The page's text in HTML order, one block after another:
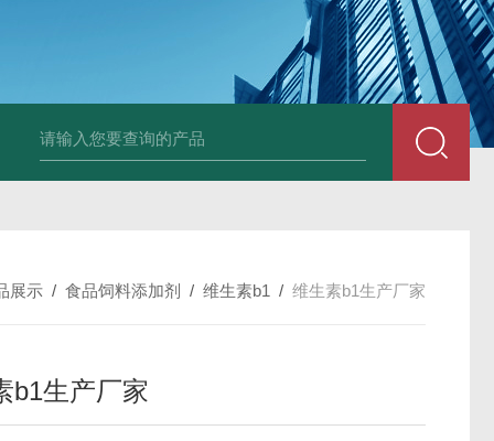
原蛋白生产厂家 食品级复合氨基酸生产厂家 食品级黄原胶生产厂
展示 / 食品饲料添加剂 / 维生素b1 / 维生素b1生产厂家
b1生产厂家